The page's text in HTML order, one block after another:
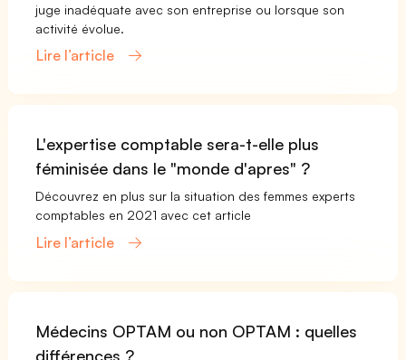
juge inadéquate avec son entreprise ou lorsque son
activité évolue.
Lire l’article
L'expertise comptable sera-t-elle plus
féminisée dans le "monde d'apres" ?
Découvrez en plus sur la situation des femmes experts
comptables en 2021 avec cet article
Lire l’article
Médecins OPTAM ou non OPTAM : quelles
différences ?